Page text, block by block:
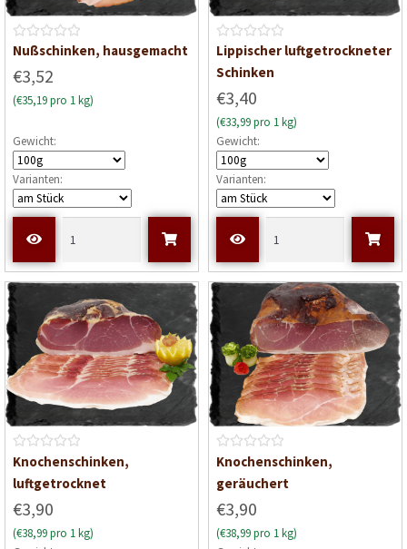
B
w
e
t
e
t
m
i
v
o
n
5
Nußschinken, hausgemacht
€3,52
(€35,19 pro 1 kg)
Gewicht:
Varianten:
B
e
e
r
t
e
t
m
i
v
o
n
5
Lippischer luftgetrockneter
Schinken
€3,40
(€33,99 pro 1 kg)
Gewicht:
Varianten:
B
e
e
r
Knochenschinken,
luftgetrocknet
€3,90
(€38,99 pro 1 kg)
B
e
r
Knochenschinken,
geräuchert
€3,90
(€38,99 pro 1 kg)